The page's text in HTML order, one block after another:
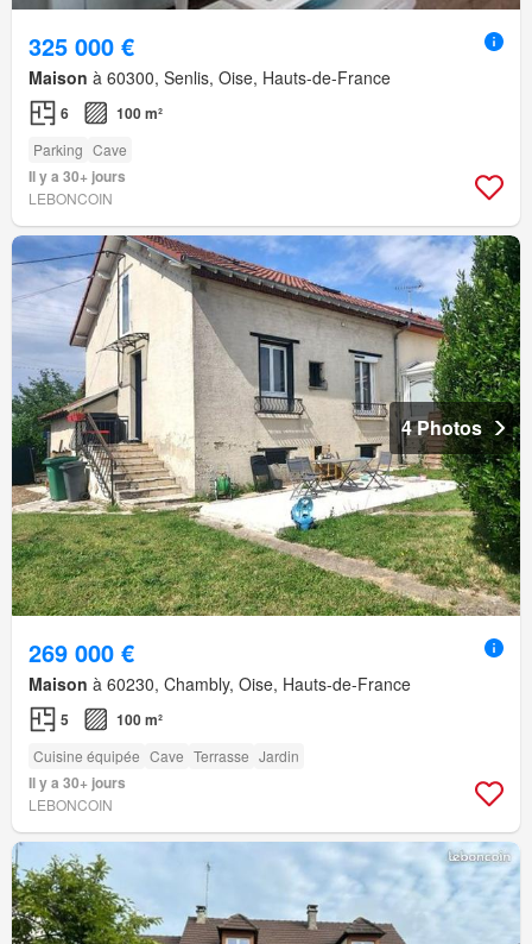
325 000 €
Maison à 60300, Senlis, Oise, Hauts-de-France
6 100 m²
Parking Cave
Il y a 30+ jours
LEBONCOIN
4 Photos
269 000 €
Maison à 60230, Chambly, Oise, Hauts-de-France
5 100 m²
Cuisine équipée Cave Terrasse Jardin
Il y a 30+ jours
LEBONCOIN